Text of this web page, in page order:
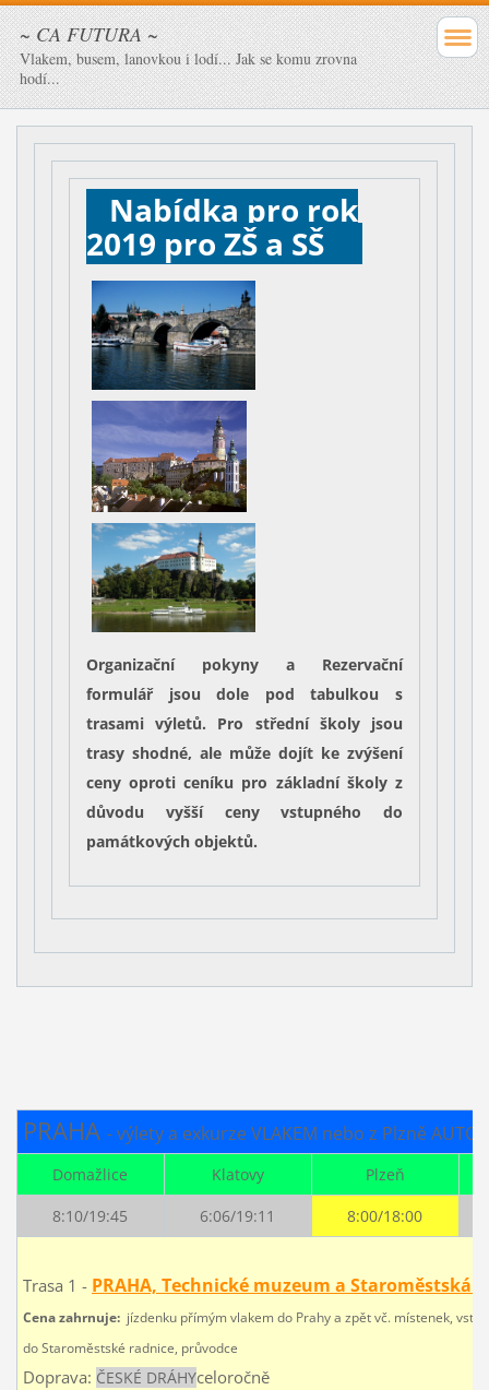
~ CA FUTURA ~
Vlakem, busem, lanovkou i lodí... Jak se komu zrovna
hodí...
Nabídka pro rok
2019 pro ZŠ a SŠ
Organizační pokyny a Rezervační
formulářjsou dole pod tabulkou s
trasami výletů. Pro střední školyjsou
trasy shodné, ale může dojít ke zvýšení
ceny oproti ceníku pro základní školy z
důvodu vyšší ceny vstupného do
památkových objektů.
PRAHA - výlety a exkurze VLAKEM nebo z Plzně
Domažlice Klatovy
Plzeň
8:10/19:45
6:06/19:11 8:00/18:00
Trasa 1 - PRAHA, Technické muzeum a Staroměstská
Cena zahrnuje: jízdenku přímým vlakem do Prahy a zpět vč. místenek,
do Staroměstské radnice, průvodce
Doprava: ČESKÉ DRÁHYceloročně